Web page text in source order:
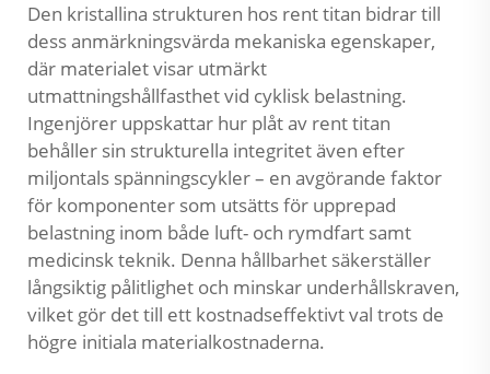
Den kristallina strukturen hos rent titan bidrar till
dess anmärkningsvärda mekaniska egenskaper,
där materialet visar utmärkt
utmattningshållfasthet vid cyklisk belastning.
Ingenjörer uppskattar hur plåt av rent titan
behåller sin strukturella integritet även efter
miljontals spänningscykler – en avgörande faktor
för komponenter som utsätts för upprepad
belastning inom både luft- och rymdfart samt
medicinsk teknik. Denna hållbarhet säkerställer
långsiktig pålitlighet och minskar underhållskraven,
vilket gör det till ett kostnadseffektivt val trots de
högre initiala materialkostnaderna.